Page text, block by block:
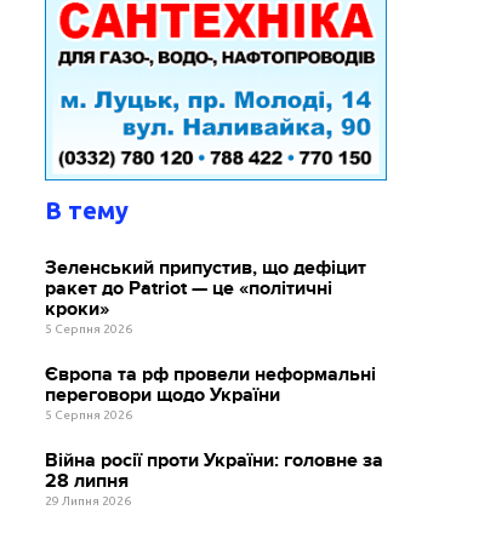
В тему
Зеленський припустив, що дефіцит
ракет до Patriot — це «політичні
кроки»
5 Серпня 2026
Європа та рф провели неформальні
переговори щодо України
5 Серпня 2026
Війна росії проти України: головне за
28 липня
29 Липня 2026